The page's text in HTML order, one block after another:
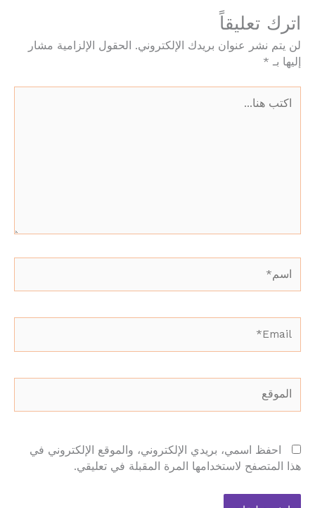
اترك تعليقاً
لن يتم نشر عنوان بريدك الإلكتروني.
الحقول الإلزامية مشار
إليها بـ *
هنا...
احفظ اسمي، بريدي الإلكتروني، والموقع الإلكتروني في
هذا المتصفح لاستخدامها المرة المقبلة في تعليقي.